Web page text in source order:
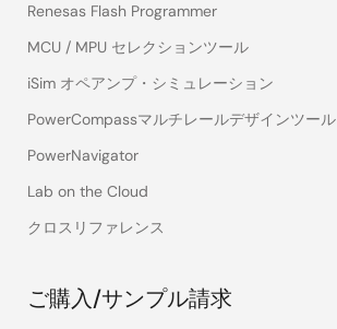
Renesas Flash Programmer
MCU / MPU セレクションツール
iSim オペアンプ・シミュレーション
PowerCompassマルチレールデザインツール
PowerNavigator
Lab on the Cloud
クロスリファレンス
ご購入/サンプル請求